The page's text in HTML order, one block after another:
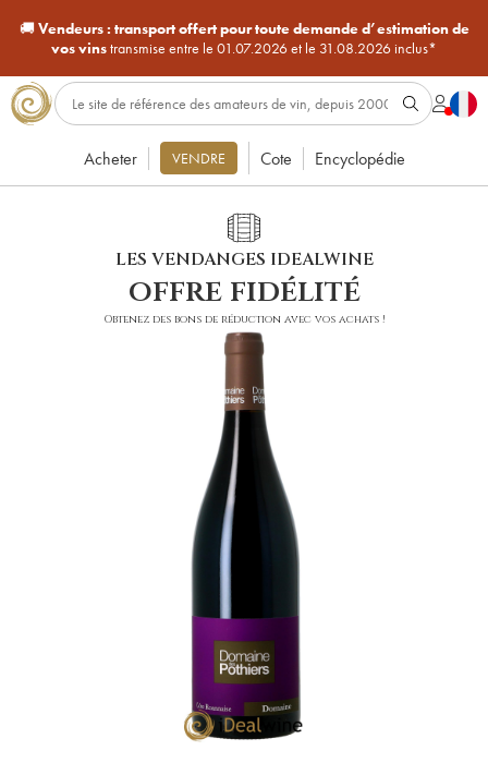
🚚Vendeurs : transport offert pour toute demande d’estimation de
vos vinstransmise entre le 01.07.2026 et le 31.08.2026 inclus*
Acheter VENDRE Cote Encyclopédie
LES VENDANGES IDEALWINE
offre fidélité
Obtenez des bons de réduction avec vos achats !